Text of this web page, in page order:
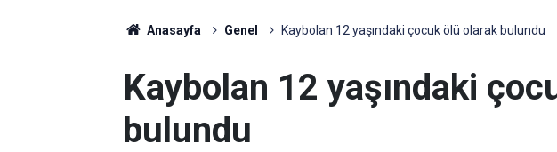
Anasayfa Genel Kaybolan 12 yaşındaki çocuk ölü olarak bulundu
Kaybolan 12 yaşındaki
bulundu